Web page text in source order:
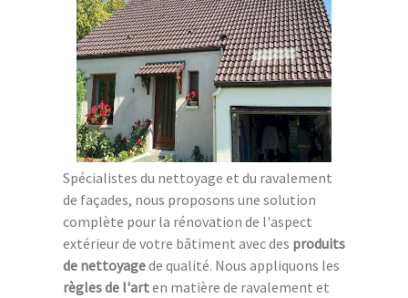
Spécialistes du nettoyage et du ravalement
de façades, nous proposons une solution
complète pour la rénovation de l'aspect
extérieur de votre bâtiment avec des produits
de nettoyagede qualité. Nous appliquons les
règles de l'arten matière de ravalement et